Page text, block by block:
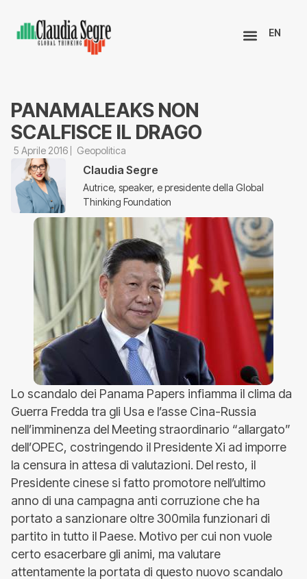
EN
PANAMALEAKS NON
SCALFISCE IL DRAGO
5 Aprile 2016 Geopolitica
Claudia Segre
Autrice, speaker, e presidente della Global
Thinking Foundation
Lo scandalo dei Panama Papers infiamma il clima da
Guerra Fredda tra gli Usa e l’asse Cina-Russia
nell’imminenza del Meeting straordinario “allargato”
dell’OPEC, costringendo il Presidente Xi ad imporre
la censura in attesa di valutazioni. Del resto, il
Presidente cinese si fatto promotore nell’ultimo
anno di una campagna anti corruzione che ha
portato a sanzionare oltre 300mila funzionari di
partito in tutto il Paese. Motivo per cui non vuole
certo esacerbare gli animi, ma valutare
attentamente la portata di questo nuovo scandalo